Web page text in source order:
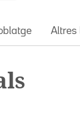
Altres